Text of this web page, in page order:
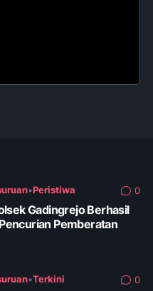
•Peristiwa 0
Gadingrejo Berhasil
Pemberatan
•Terkini 0